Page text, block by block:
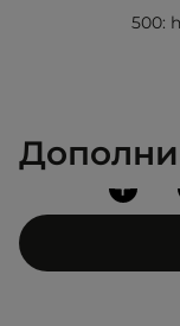
500:
+